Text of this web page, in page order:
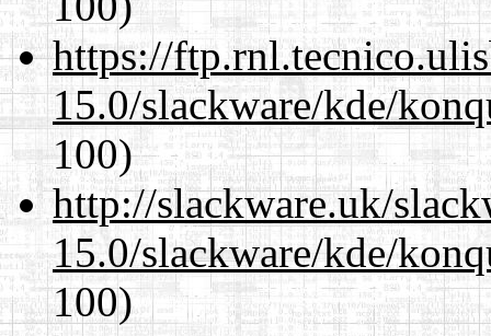
https://
15.0/slackware/kde/
100)
http://slackware.uk/
15.0/slackware/kde/
100)